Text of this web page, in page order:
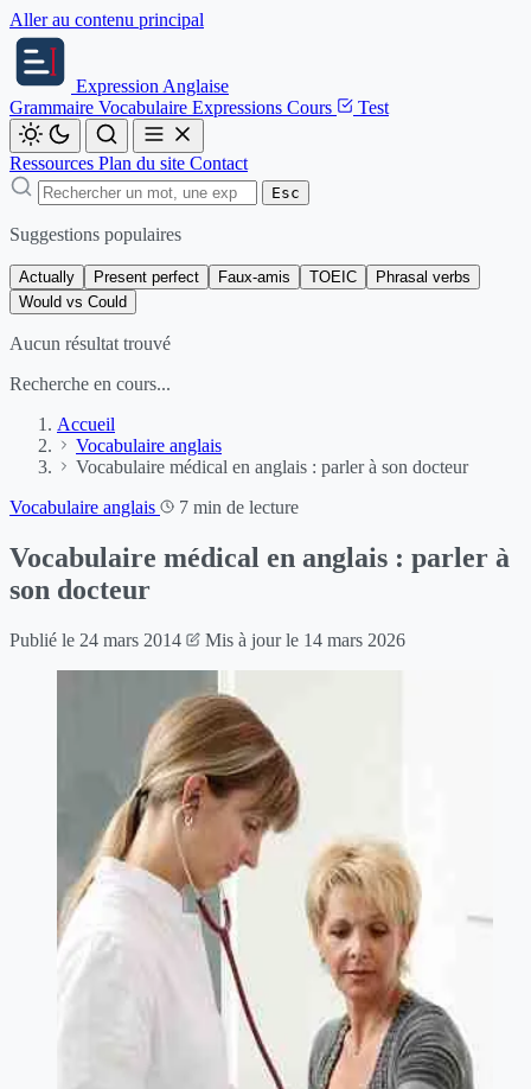
Aller au contenu principal
Expression Anglaise
Grammaire Vocabulaire Expressions Cours Test
Ressources Plan du site Contact
Esc
Suggestions populaires
Actually Present perfect Faux-amis TOEIC
Phrasal verbs
Would vs Could
Aucun résultat trouvé
Recherche en cours...
Accueil
Vocabulaire anglais
Vocabulaire médical en anglais : parler à son docteur
Vocabulaire anglais
7 min de lecture
Vocabulaire médical en anglais : parler à
son docteur
Publié le 24 mars 2014 Mis à jour le 14 mars 2026